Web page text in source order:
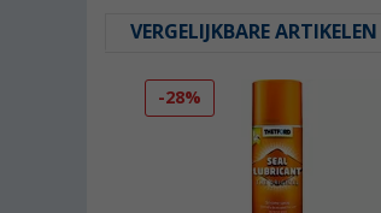
VERGELIJKBARE ARTIKELEN
-28%